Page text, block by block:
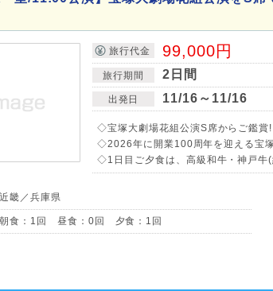
旅行代金 99,000円
旅行期間 2日間
出発日 11/16～11/16
◇宝塚大劇場花組公演S席からご鑑賞!
◇2026年に開業100周年を迎える宝
◇1日目ご夕食は、高級和牛・神戸牛
近畿／兵庫県
朝食：1回 昼食：0回 夕食：1回